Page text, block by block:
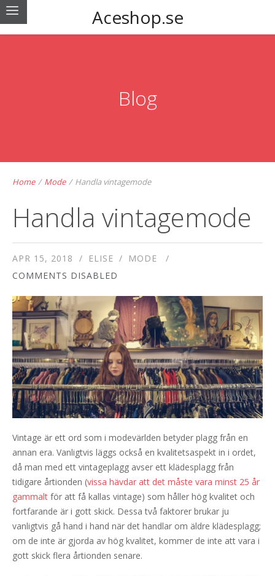
Aceshop.se
Blog
Home / Mode / Handla vintagemode
Handla vintagemode
APR 15, 2018 ELISE
MODE
COMMENTS DISABLED
Vintage är ett ord som i modevärlden betyder plagg från en
annan era. Vanligtvis läggs också en kvalitetsaspekt in i ordet,
då man med ett vintageplagg avser ett klädesplagg från
tidigare årtionden (vissa hävdar att det måste vara minst 25 år
gammalt för att få kallas vintage) som håller hög kvalitet och
fortfarande är i gott skick. Dessa två faktorer brukar ju
vanligtvis gå hand i hand när det handlar om äldre klädesplagg;
om de inte är gjorda av hög kvalitet, kommer de inte att vara i
gott skick flera årtionden senare.